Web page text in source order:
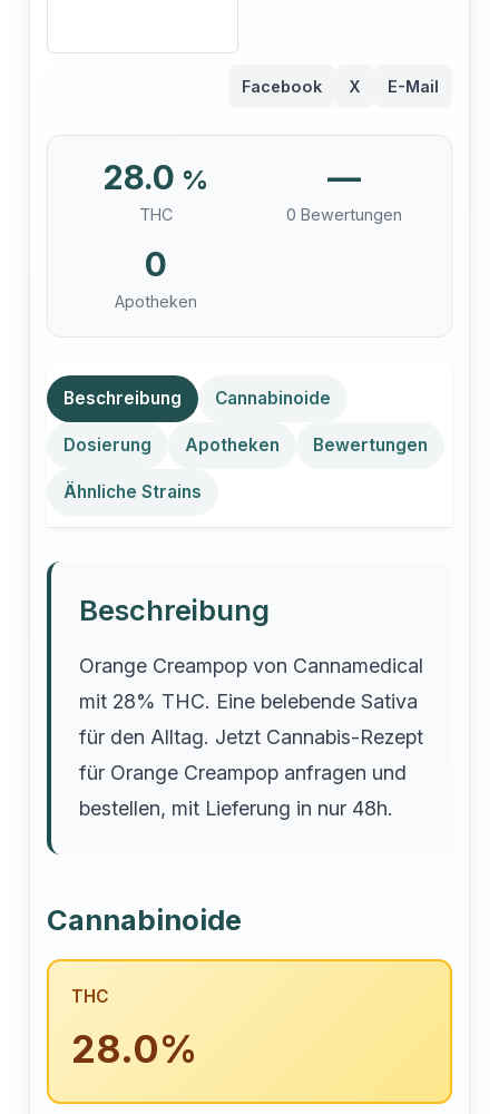
Facebook X E-Mail
28.0 %
THC
—
0 Bewertungen
0
Apotheken
Beschreibung Cannabinoide
Dosierung Apotheken Bewertungen
Ähnliche Strains
Beschreibung
Orange Creampop von Cannamedical
mit 28% THC. Eine belebende Sativa
für den Alltag. Jetzt Cannabis-Rezept
für Orange Creampop anfragen und
bestellen, mit Lieferung in nur 48h.
Cannabinoide
THC
28.0%